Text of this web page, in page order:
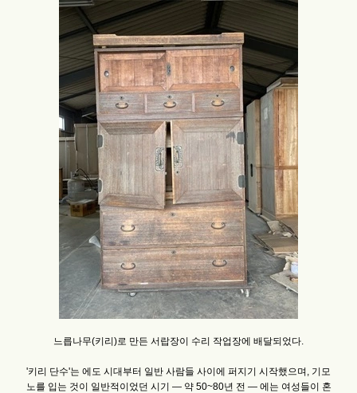
느릅나무(키리)로 만든 서랍장이 수리 작업장에 배달되었다.
'키리 단수'는 에도 시대부터 일반 사람들 사이에 퍼지기 시작했으며, 기모
노를 입는 것이 일반적이었던 시기 — 약 50~80년 전 — 에는 여성들이 혼